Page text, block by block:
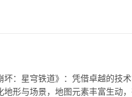
：星穹铁道》：凭借卓越的技
形与场景，地图元素丰富生动